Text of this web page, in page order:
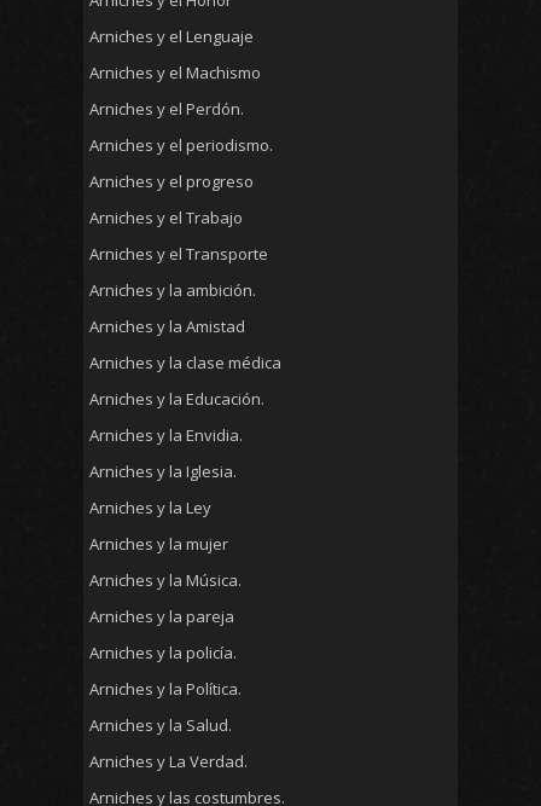
Arniches y el Lenguaje
Arniches y el Machismo
Arniches y el Perdón.
Arniches y el periodismo.
Arniches y el progreso
Arniches y el Trabajo
Arniches y el Transporte
Arniches y la ambición.
Arniches y la Amistad
Arniches y la clase médica
Arniches y la Educación.
Arniches y la Envidia.
Arniches y la Iglesia.
Arniches y la Ley
Arniches y la mujer
Arniches y la Música.
Arniches y la pareja
Arniches y la policía.
Arniches y la Política.
Arniches y la Salud.
Arniches y La Verdad.
Arniches y las costumbres.